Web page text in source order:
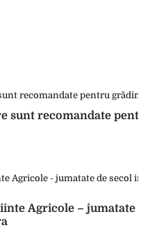
sunt recomandate pentru
Agricole – jumatate de